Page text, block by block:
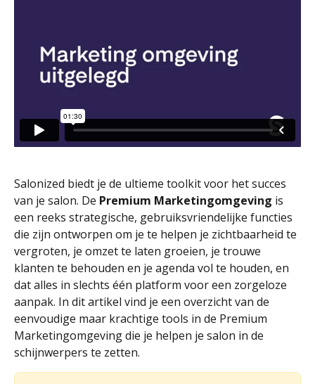
Salonized biedt je de ultieme toolkit voor het succes
van je salon. De Premium Marketingomgeving is
een reeks strategische, gebruiksvriendelijke functies
die zijn ontworpen om je te helpen je zichtbaarheid te
vergroten, je omzet te laten groeien, je trouwe
klanten te behouden en je agenda vol te houden, en
dat alles in slechts één platform voor een zorgeloze
aanpak. In dit artikel vind je een overzicht van de
eenvoudige maar krachtige tools in de Premium
Marketingomgeving die je helpen je salon in de
schijnwerpers te zetten.